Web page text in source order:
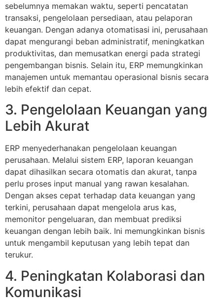
sebelumnya memakan waktu, seperti pencatatan
transaksi, pengelolaan persediaan, atau pelaporan
keuangan. Dengan adanya otomatisasi ini, perusahaan
dapat mengurangi beban administratif, meningkatkan
produktivitas, dan memusatkan energi pada strategi
pengembangan bisnis. Selain itu, ERP memungkinkan
manajemen untuk memantau operasional bisnis secara
lebih efektif dan cepat.
3. Pengelolaan Keuangan yang
Lebih Akurat
ERP menyederhanakan pengelolaan keuangan
perusahaan. Melalui sistem ERP, laporan keuangan
dapat dihasilkan secara otomatis dan akurat, tanpa
perlu proses input manual yang rawan kesalahan.
Dengan akses cepat terhadap data keuangan yang
terkini, perusahaan dapat mengelola arus kas,
memonitor pengeluaran, dan membuat prediksi
keuangan dengan lebih baik. Ini memungkinkan bisnis
untuk mengambil keputusan yang lebih tepat dan
terukur.
4. Peningkatan Kolaborasi dan
Komunikasi